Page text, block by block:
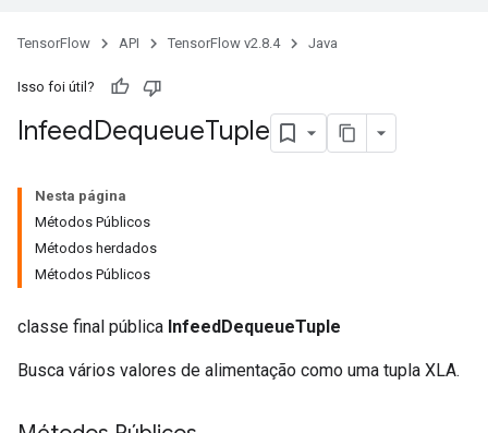
TensorFlow API TensorFlow v2.8.4 Java
Isso foi útil?
InfeedDequeueTuple
Nesta página
Métodos Públicos
Métodos herdados
Métodos Públicos
classe final pública InfeedDequeueTuple
Busca vários valores de alimentação como uma tupla XLA.